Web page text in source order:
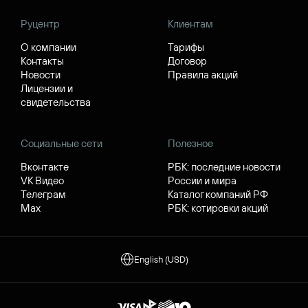
Руцентр
О компании
Контакты
Новости
Лицензии и
свидетельства
Клиентам
Тарифы
Договор
Правила акций
Социальные сети
Вконтакте
VK Видео
Телеграм
Max
Полезное
РБК: последние новости
России и мира
Каталог компаний РФ
РБК: котировки акций
English (USD)